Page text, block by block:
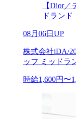
【Dior
ドランド
08月06日UP
株式会社iDA/
ッフ ミッドラ
時給1,600円〜